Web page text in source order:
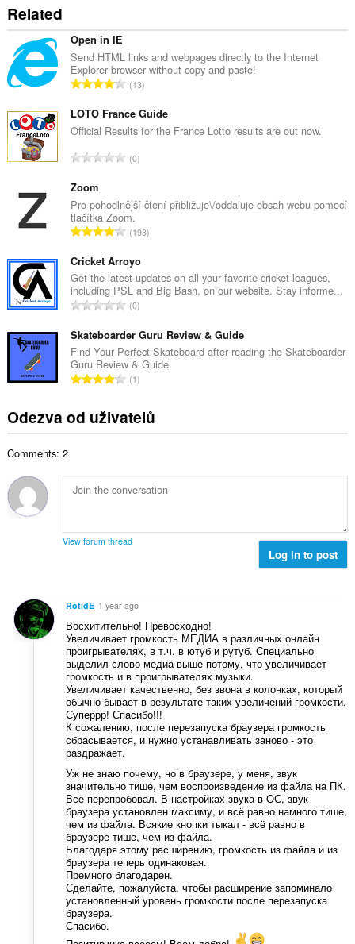
Related
Open in IE
Send HTML links and webpages directly to the Internet
Explorer browser without copy and paste!
C
l
k
v
o
č
e
t
h
o
d
o
c
e
n
:
13
LOTO France Guide
Official Results for the France Lotto results are out now.
C
k
o
v
p
o
č
e
t
h
o
d
o
c
í
:
0
Zoom
Pro pohodlnější čtení přibližuje\/oddaluje obsah webu pomocí
tlačítka Zoom.
C
l
k
o
v
p
o
č
e
h
o
o
c
n
í
193
Cricket Arroyo
Get the latest updates on all your favorite cricket leagues,
including PSL and Big Bash, on our website. Stay informe...
C
l
k
o
v
p
o
t
h
n
n
í
:
0
Skateboarder Guru Review & Guide
Find Your Perfect Skateboard after reading the Skateboarder
Guru Review & Guide.
C
k
ý
p
e
d
n
o
c
e
n
í
:
1
Odezva od uživatelů
Comments: 2
View forum thread
Log in to post
RotidE 1 year ago
Восхитительно! Превосходно!
Увеличивает громкость МЕДИА в различных онлайн
проигрывателях, в т.ч. в ютуб и рутуб. Специально
выделил слово медиа выше потому, что увеличивает
громкость и в проигрывателях музыки.
Увеличивает качественно, без звона в колонках, который
обычно бывает в результате таких увеличений громкости.
Суперрр! Спасибо!!!
К сожалению, после перезапуска браузера громкость
сбрасывается, и нужно устанавливать заново - это
раздражает.
Уж не знаю почему, но в браузере, у меня, звук
значительно тише, чем воспроизведение из файла на ПК.
Всё перепробовал. В настройках звука в ОС, звук
браузера установлен максиму, и всё равно намного тише,
чем из файла. Всякие кнопки тыкал - всё равно в
браузере тише, чем из файла.
Благодаря этому расширению, громкость из файла и из
браузера теперь одинаковая.
Премного благодарен.
Сделайте, пожалуйста, чтобы расширение запоминало
установленный уровень громкости после перезапуска
браузера.
Спасибо.